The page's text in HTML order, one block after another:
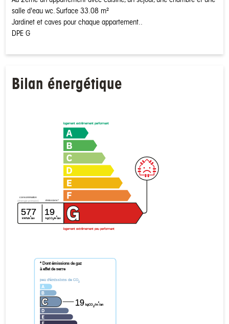
salle d'eau wc. Surface 33.08 m²
Jardinet et caves pour chaque appartement..
DPE G
Bilan énergétique
logement extrêmement performant
logement extrêmement peu performant
consommation
(énergie primaire)
577
kWh/m²/an
émissions*
19
kgCO2/m
²
/an
* Dont émissions de gaz
à effet de serre
peu d'émissions de CO2
19kgCO2/m²/an